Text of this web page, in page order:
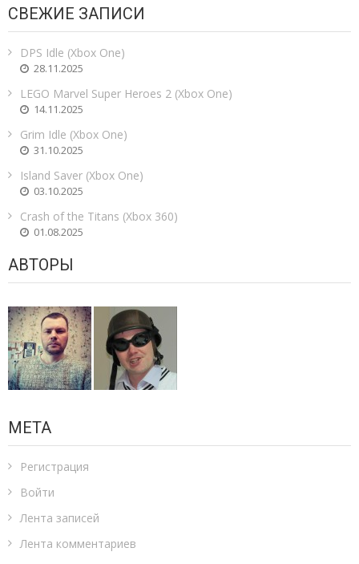
СВЕЖИЕ ЗАПИСИ
DPS Idle (Xbox One)
28.11.2025
LEGO Marvel Super Heroes 2 (Xbox One)
14.11.2025
Grim Idle (Xbox One)
31.10.2025
Island Saver (Xbox One)
03.10.2025
Crash of the Titans (Xbox 360)
01.08.2025
АВТОРЫ
МЕТА
Регистрация
Войти
Лента записей
Лента комментариев